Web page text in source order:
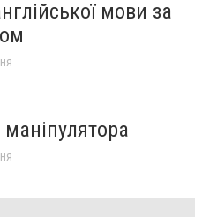
мови за